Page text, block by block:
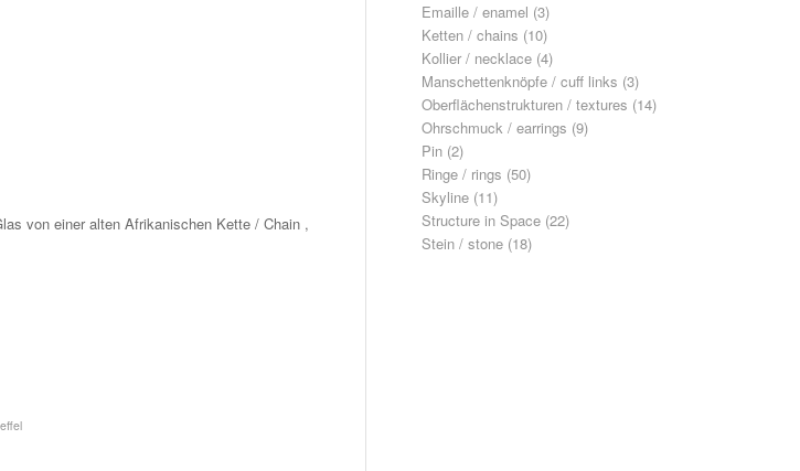
von einer alten Afrikanischen Kette / Chain ,
Emaille / enamel (3)
Ketten / chains (10)
Kollier / necklace (4)
Manschettenknöpfe / cuff links (3)
Oberflächenstrukturen / textures (14)
Ohrschmuck / earrings (9)
Pin (2)
Ringe / rings (50)
Skyline (11)
Structure in Space (22)
Stein / stone (18)